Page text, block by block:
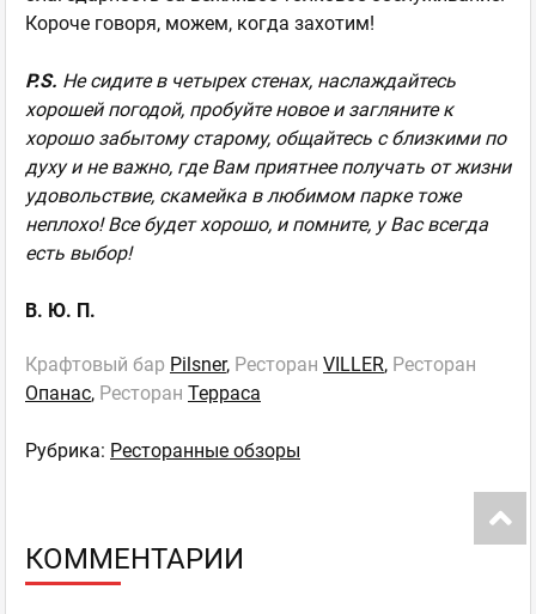
Короче говоря, можем, когда захотим!
P.S. Не сидите в четырех стенах, наслаждайтесь
хорошей погодой, пробуйте новое и загляните к
хорошо забытому старому, общайтесь с близкими по
духу и не важно, где Вам приятнее получать от жизни
удовольствие, скамейка в любимом парке тоже
неплохо! Все будет хорошо, и помните, у Вас всегда
есть выбор!
В. Ю. П.
Крафтовый бар Pilsner, Ресторан VILLER, Ресторан
Опанас, Ресторан Терраса
Рубрика: Ресторанные обзоры
КОММЕНТАРИИ